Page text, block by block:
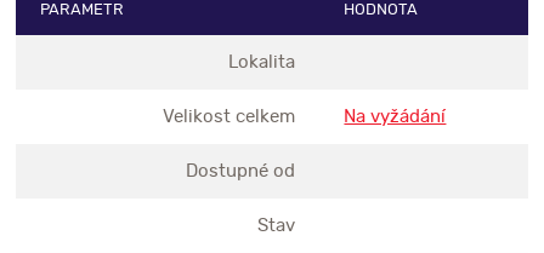
PARAMETR HODNOTA
Lokalita
Velikost celkem Na vyžádání
Dostupné od
Stav